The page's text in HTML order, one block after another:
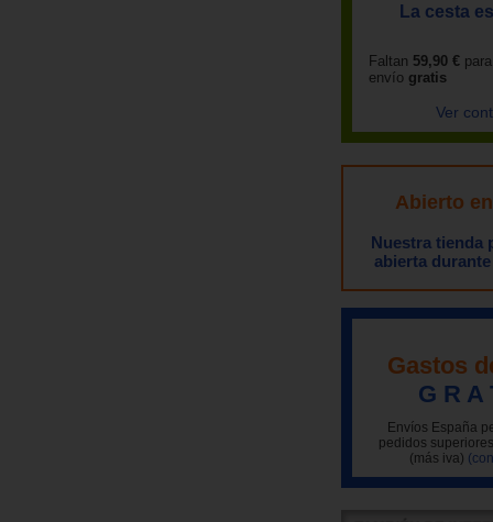
La cesta
Faltan 59,90 €
envío gratis
Ver
Abierto
Nuestra tienda
abierta
Gastos
G R A
Envíos España
pedidos
(más iva)